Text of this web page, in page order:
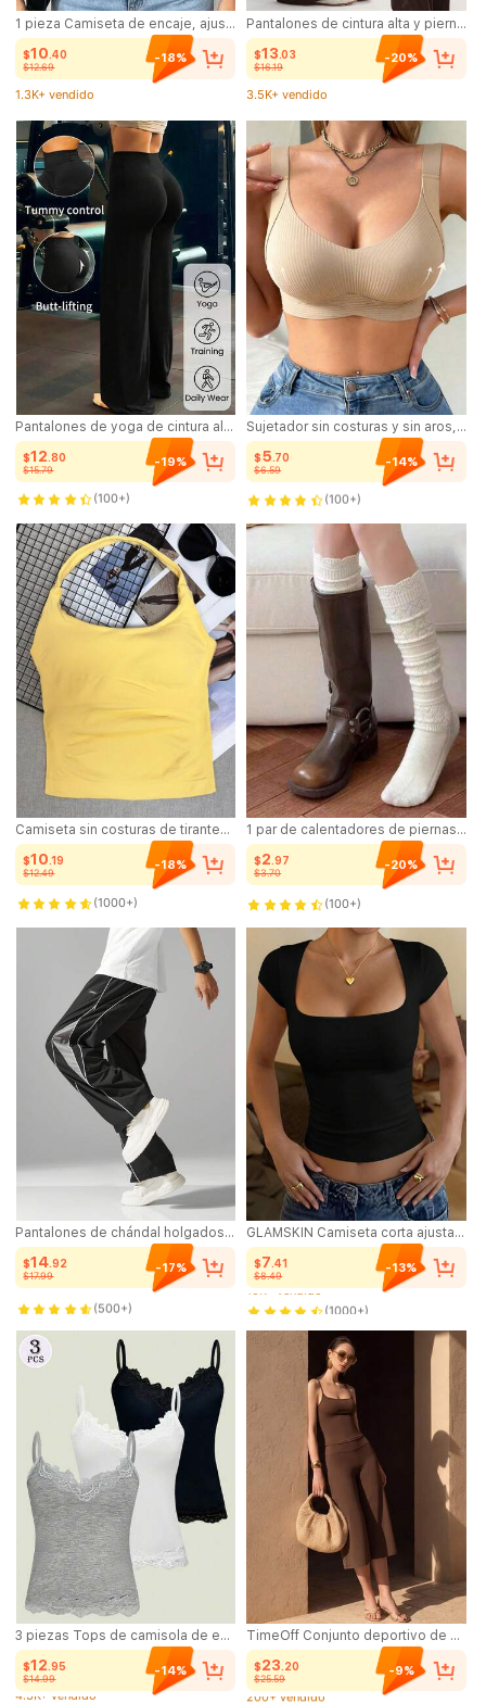
1 pieza Camiseta de encaje, ajustada para citas/fiestas/salidas, casual negra de verano
$10.40
$12.69
-18%
1.3K+ vendido
1.3K+ vendido
Pantalones de yoga de cintura alta y pierna ancha con pierna acampanada, control de abdomen, levantamiento de glúteos, ajuste elástico y ceñido, para gimnasio, entrenamiento, uso casual en casa y deportes para mujeres
$12.80
$15.79
-19%
300+ vendido
(100+)
Camiseta sin costuras de tirantes largos para mujer con sujetador extraíble, chaleco deportivo de yoga
$10.19
$12.49
-18%
3.2K+ vendido
(1000+)
Pantalones de chándal holgados estilo calle para hombre, cintura con cordón, pantalones casuales de color contrastante, adecuados para uso casual, ribete de borde unido, cintura elástica cómoda con cordón, estilo deportivo, pantalones de pierna recta holgada y ancha de moda casual de color contrastante. Moda de gimnasio, adecuado como regalo.
$14.92
$17.99
-17%
1.9K+ vendido
(500+)
3 piezas Tops de camisola de encaje para mujer, camisola de encaje versátil como prenda exterior, tops de ropa interior para todas las estaciones
$12.95
$14.99
-14%
4.3K+ vendido
Pantalones de cintura alta y pierna ancha para mujer para ejercicio al aire libre, leggings deportivos casuales cómodos, pantalones acampanados de alta elasticidad para ir al trabajo & yoga, tela de punto, elásticos y cómodos, adecuados para uso diario y entrenamiento en primavera, athleisure
$13.03
$16.19
-20%
3.5K+ vendido
3.5K+ vendido
Sujetador sin costuras y sin aros, con soporte lateral, de tela súper suave y transpirable, cómodo para uso diario
$5.70
$6.59
-14%
1.3K+ vendido
(100+)
1 par de calentadores de piernas con diseño calado y multicapa, calcetines de punto hasta la pantorrilla, calcetines blancos dulces y versátiles para otoño/invierno
$2.97
$3.70
-20%
2.5K+ vendido
(100+)
GLAMSKIN Camiseta corta ajustada de manga corta con cuello cuadrado y rayas básicas para mujer, verano/otoño, top casual sexy de corte slim, adecuado para regreso a clases, salidas, vacaciones en la playa
$7.41
$8.49
-13%
10K+ vendido
(1000+)
TimeOff Conjunto deportivo de mujer de un solo color con camisola de tirantes ajustables y pantalones de pierna ancha de largo medio
$23.20
$25.59
-9%
200+ vendido